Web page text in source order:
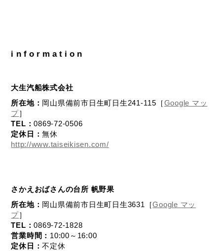
information
大生汽船株式会社
所在地： 岡山県備前市日生町日生241-115［Google マッ
プ］
TEL：0869-72-0506
定休日：無休
http://www.taiseikisen.com/
さかえおばさんの台所 帆野果
所在地： 岡山県備前市日生町日生3631［Google マッ
プ］
TEL：0869-72-1828
営業時間： 10:00～16:00
定休日：不定休